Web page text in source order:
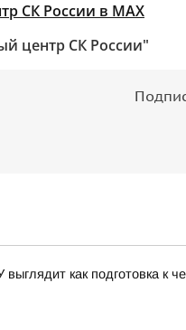
СК России в MAХ
центр СК России"
как подготовка к